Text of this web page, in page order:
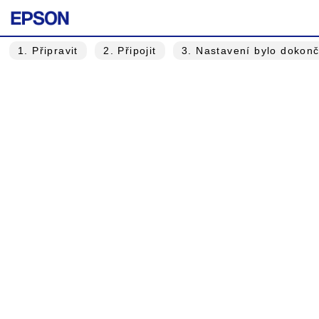
1 . Připravit 2 . Připojit 3 . Nastavení bylo